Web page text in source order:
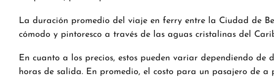
La duración promedio del viaje en ferry entre la Ciudad de
cómodo y pintoresco a través de las aguas cristalinas del
En cuanto a los precios, estos pueden variar dependiendo
horas de salida. En promedio, el costo para un pasajero de a